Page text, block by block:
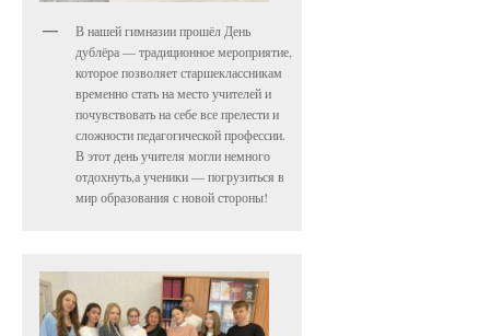
В нашей гимназии прошёл День
дублёра — традиционное мероприятие,
которое позволяет старшеклассникам
временно стать на место учителей и
почувствовать на себе все прелести и
сложности педагогической профессии.
В этот день учителя могли немного
отдохнуть,а ученики — погрузиться в
мир образования с новой стороны!